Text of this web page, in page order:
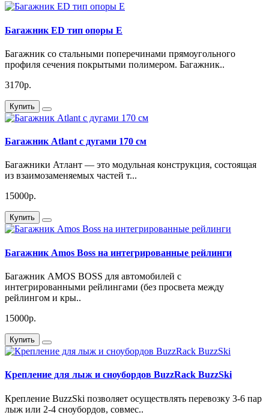
Багажник ED тип опоры Е
Багажник со стальными поперечинами прямоугольного
профиля сечения покрытыми полимером. Багажник..
3170р.
Купить
Багажник Atlant с дугами 170 см
Багажники Атлант — это модульная конструкция, состоящая
из взаимозаменяемых частей т...
15000р.
Купить
Багажник Amos Boss на интегрированные рейлинги
Багажник AMOS BOSS для автомобилей с
интегрированными рейлингами (без просвета между
рейлингом и кры..
15000р.
Купить
Крепление для лыж и сноубордов BuzzRack BuzzSki
Крепление BuzzSki позволяет осуществлять перевозку 3-6 пар
лыж или 2-4 сноубордов, совмес..